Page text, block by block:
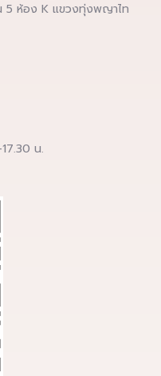
5 ห้อง K แขวงทุ่งพญาไท
น.